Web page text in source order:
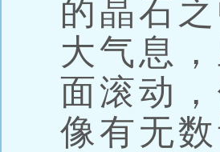
的晶石
大气息
面滚动
像有无